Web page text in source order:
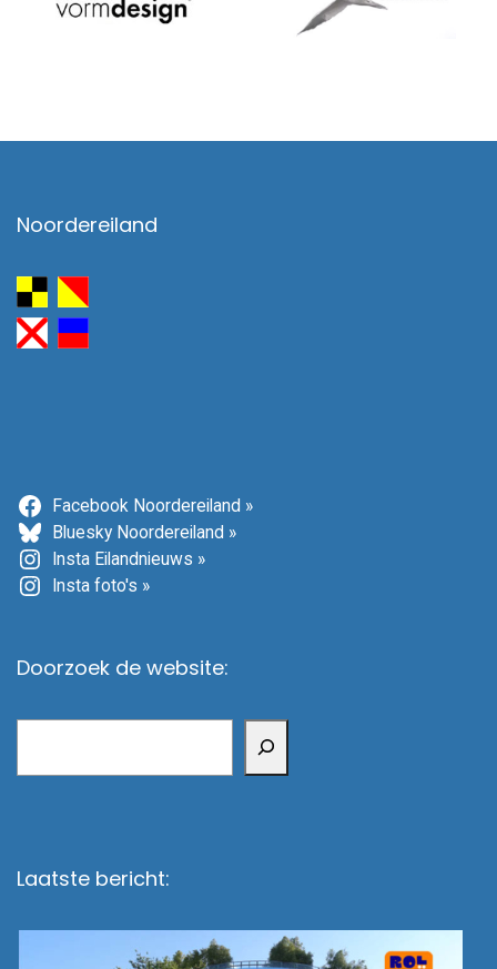
Noordereiland
Facebook Noordereiland »
Bluesky Noordereiland »
Insta Eilandnieuws »
Insta foto's »
Doorzoek de website:
Laatste bericht: